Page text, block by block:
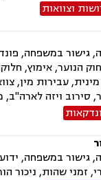
וצוואות
במשפחה,
הנוער, אימוץ,
עבירות מין,
סירוב ויזה
במשפחה,
שהות, ניכור